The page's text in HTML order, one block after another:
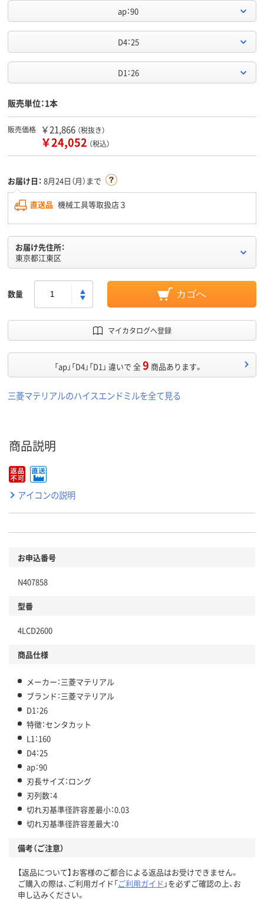
ap：90
D4：25
D1：26
販売単位：1本
販売価格 ￥21,866 （税抜き）
￥24,052 （税込）
お届け日： 8月24日（月）まで
直送品 機械工具等取扱店３
お届け先住所：
東京都江東区
数量 カゴへ
マイカタログへ登録
「ap」「D4」「D1」 違いで 全9 商品あります。
三菱マテリアルのハイスエンドミルを全て見る
商品説明
アイコンの説明
お申込番号
N407858
型番
4LCD2600
商品仕様
メーカー：三菱マテリアル
ブランド：三菱マテリアル
D1：26
特徴：センタカット
L1：160
D4：25
ap：90
刃長サイズ：ロング
刃列数：4
切れ刃基準径許容差最小：0.03
切れ刃基準径許容差最大：0
備考（ご注意）
【返品について】お客様のご都合による返品はお受けできません。
ご購入の際は、ご利用ガイド「ご利用ガイド 」を必ずご確認の上、お
申し込みください。